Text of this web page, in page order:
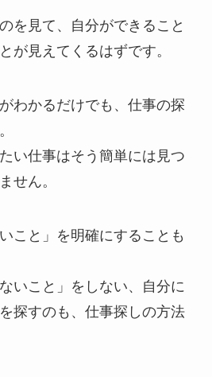
を見て、自分ができること
が見えてくるはずです。
わかるだけでも、仕事の探
い仕事はそう簡単には見つ
せん。
こと」を明確にすることも
いこと」をしない、自分に
探すのも、仕事探しの方法